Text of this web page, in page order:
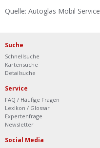
Quelle: Autoglas Mobil Service
Suche
Schnellsuche
Kartensuche
Detailsuche
Service
FAQ / Häufige Fragen
Lexikon / Glossar
Expertenfrage
Newsletter
Social Media